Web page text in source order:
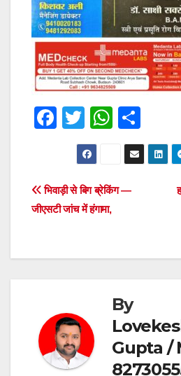
F
e
b
o
T
wi
tt
er
W
h
at
s
p
h
ar
Post
navigation
भिवाड़ी से बिग ब्रेकिंग —
जीएसटी जांच में हंगामा,
By
Gupta /